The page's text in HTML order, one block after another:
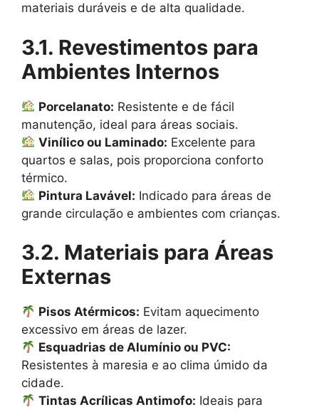
materiais duráveis e de alta qualidade.
3.1. Revestimentos para
Ambientes Internos
Porcelanato: Resistente e de fácil
manutenção, ideal para áreas sociais.
Vinílico ou Laminado: Excelente para
quartos e salas, pois proporciona conforto
térmico.
Pintura Lavável: Indicado para áreas de
grande circulação e ambientes com crianças.
3.2. Materiais para Áreas
Externas
Pisos Atérmicos: Evitam aquecimento
excessivo em áreas de lazer.
Esquadrias de Alumínio ou PVC:
Resistentes à maresia e ao clima úmido da
cidade.
Tintas Acrílicas Antimofo: Ideais para